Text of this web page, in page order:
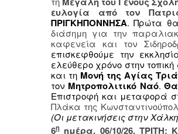
ευλογία από τον
ΠΡΙΓΚΗΠΟΝΝΗΣΑ. Πρώτα
διάσημη για την
καφενεία και τον
επισκεφθούμε την
ελεύθερο χρόνο στην
και τη Μονή της Αγίας
τον Μητροπολιτικό Ναό. Θα
Επιστροφή και μεταφορά
Πλάκα της
(Οι μετακινήσεις στην
6η ημέρα, 06/10/26, ΤΡΙΤΗ: